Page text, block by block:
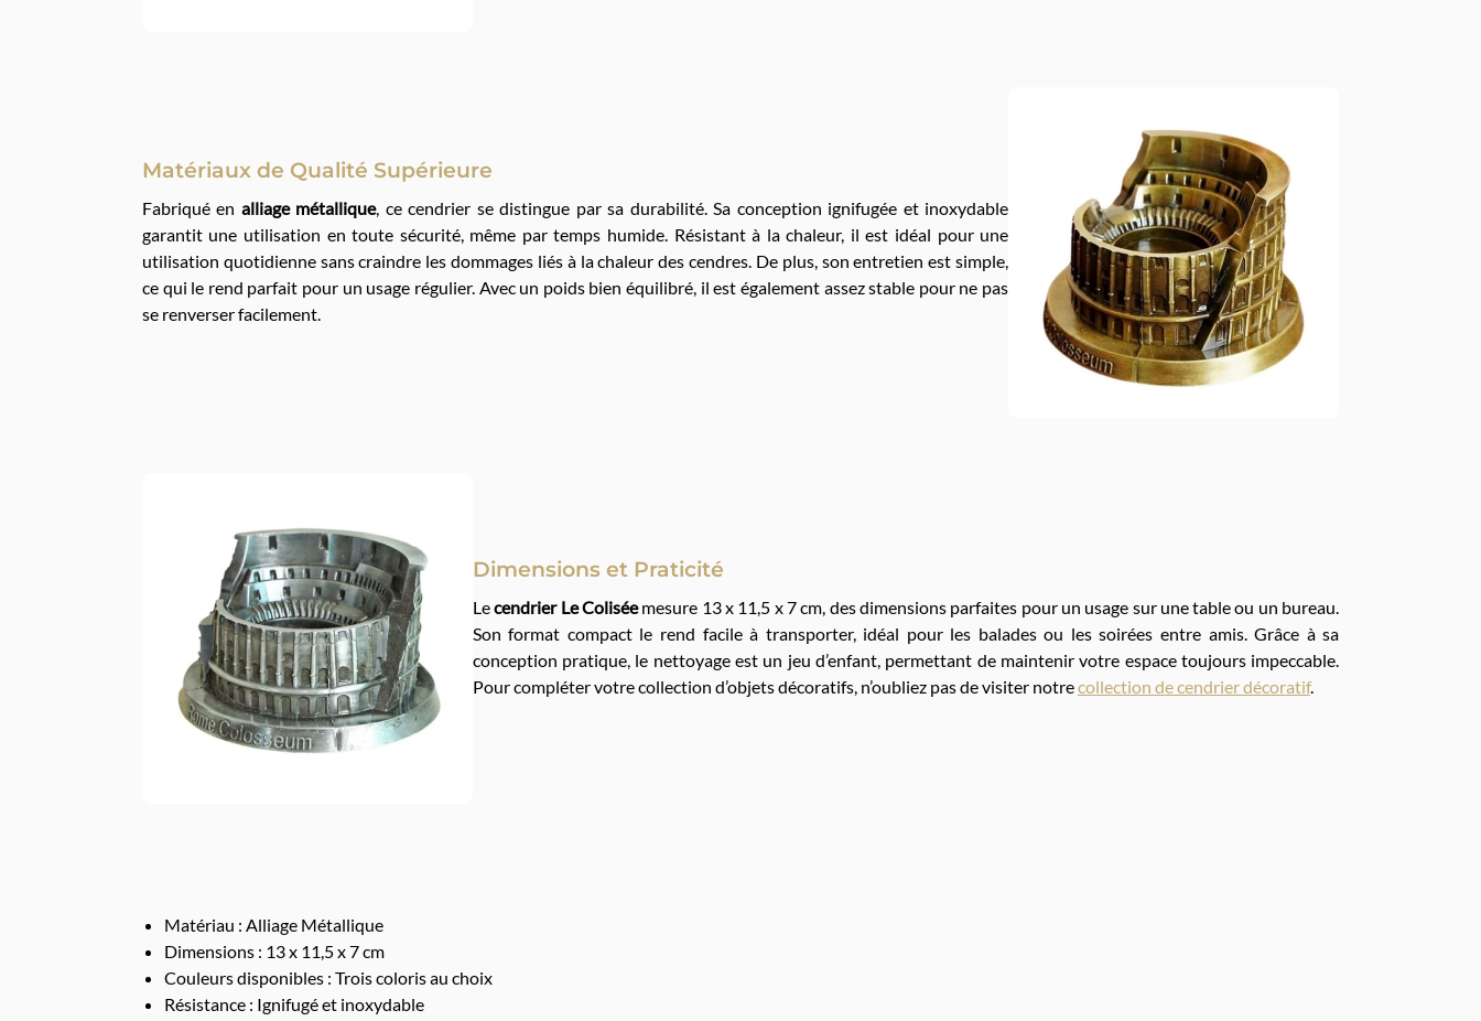
Matériaux de Qualité Supérieure
Fabriqué en alliage métallique, ce cendrier se distingue par sa durabilité. Sa conception ignifugée et inoxydable
garantit une utilisation en toute sécurité, même par temps humide. Résistant à la chaleur, il est idéal pour une
utilisation quotidienne sans craindre les dommages liés à la chaleur des cendres. De plus, son entretien est simple,
ce qui le rend parfait pour un usage régulier. Avec un poids bien équilibré, il est également assez stable pour ne pas
se renverser facilement.
Dimensions et Praticité
Lecendrier Le Coliséemesure 13 x 11,5 x 7 cm, des dimensions parfaites pour un usage sur une table ou un bureau.
Son format compact le rend facile à transporter, idéal pour les balades ou les soirées entre amis. Grâce à sa
conception pratique, le nettoyage est un jeu d’enfant, permettant de maintenir votre espace toujours impeccable.
Pour compléter votre collection d’objets décoratifs, n’oubliez pas de visiter notrecollection de cendrier décoratif.
Matériau : Alliage Métallique
Dimensions : 13 x 11,5 x 7 cm
Couleurs disponibles : Trois coloris au choix
Résistance : Ignifugé et inoxydable